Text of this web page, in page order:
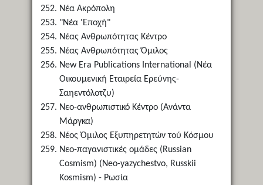
Νέα Ακρόπολη
"Νέα 'Εποχή"
Νέας Ανθρωπότητας Κέντρο
Νέας Ανθρωπότητας Όμιλος
New Era Publications International (Νέα
Οικουμενική Εταιρεία Ερεύνης-
Σαηεντόλοτζυ)
Νεο-ανθρωπιστικό Κέντρο (Ανάντα
Μάργκα)
Νέος Όμιλος Εξυπηρετητών τού Κόσμου
Νεο-παγανιστικές ομάδες (Russian
Cosmism) (Neo-yazychestvo, Russkii
Kosmism) - Ρωσία